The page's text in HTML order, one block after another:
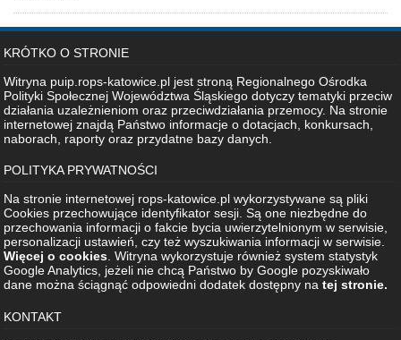
KRÓTKO O STRONIE
Witryna puip.rops-katowice.pl jest stroną Regionalnego Ośrodka
Polityki Społecznej Województwa Śląskiego dotyczy tematyki przeciw
działania uzależnieniom oraz przeciwdziałania przemocy. Na stronie
internetowej znajdą Państwo informacje o dotacjach, konkursach,
naborach, raporty oraz przydatne bazy danych.
POLITYKA PRYWATNOŚCI
Na stronie internetowej rops-katowice.pl wykorzystywane są pliki
Cookies przechowujące identyfikator sesji. Są one niezbędne do
przechowania informacji o fakcie bycia uwierzytelnionym w serwisie,
personalizacji ustawień, czy też wyszukiwania informacji w serwisie.
Więcej o cookies . Witryna wykorzystuje również system statystyk
Google Analytics, jeżeli nie chcą Państwo by Google pozyskiwało
dane można ściągnąć odpowiedni dodatek dostępny na tej stronie.
KONTAKT